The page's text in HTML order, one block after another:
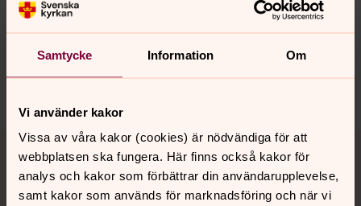
Samtycke Information Om
Vi använder kakor
Vissa av våra kakor (cookies) är nödvändiga för att
webbplatsen ska fungera. Här finns också kakor för
analys och kakor som förbättrar din användarupplevelse,
samt kakor som används för marknadsföring och när vi
Synpunkter eller frågor på sidans
innehåll?
hollviken.forsamling@svenskakyrkan.se
Dela
Tillbaka till toppen
Tillbaka till innehållet